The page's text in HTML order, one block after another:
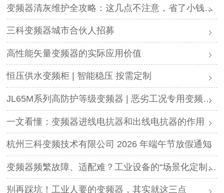
变频器清灰维护全攻略：这几点不注意，省了小钱却可能毁了设备
三科变频器城市合伙人招募
高性能矢量变频器的实际应用价值
恒压供水变频柜 | 智能稳压 按需定制
JL65M系列高防护等级变频器 | 恶劣工况专用变频解决方案
一文看懂：变频器进线电抗器和出线电抗器的作用
杭州三科变频技术有限公司 2026 年端午节放假通知
变频器频繁故障、适配难？工业设备的“场景化定制”，才是破局关键
别再踩坑！工业人要的变频器，其实就这三点